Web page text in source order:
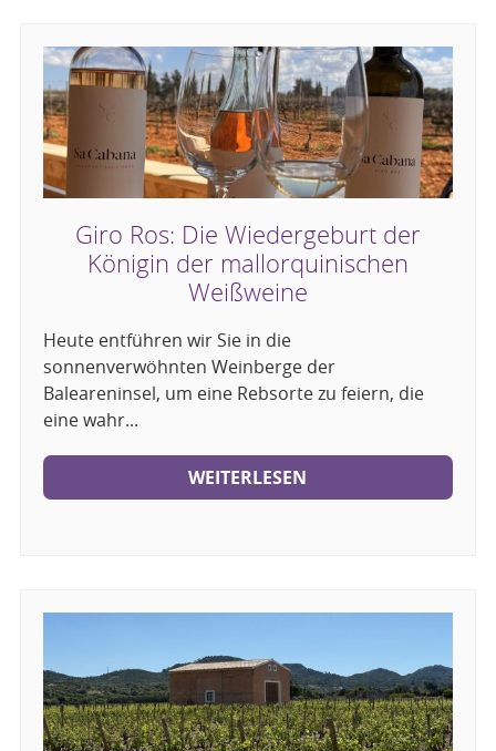
Giro Ros: Die Wiedergeburt der
Königin der mallorquinischen
Weißweine
Heute entführen wir Sie in die
sonnenverwöhnten Weinberge der
Baleareninsel, um eine Rebsorte zu feiern, die
eine wahr...
WEITERLESEN